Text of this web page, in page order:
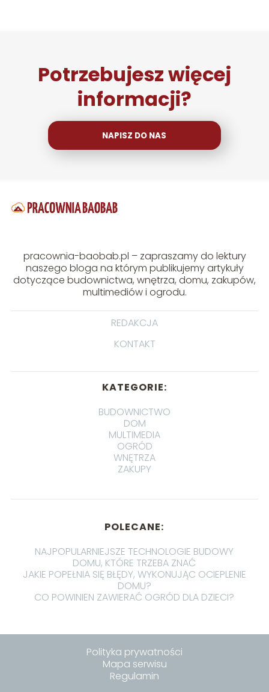
Potrzebujesz więcej
informacji?
NAPISZ DO NAS
pracownia-baobab.pl – zapraszamy do lektury
naszego bloga na którym publikujemy artykuły
dotyczące budownictwa, wnętrza, domu, zakupów,
multimediów i ogrodu.
REDAKCJA
KONTAKT
KATEGORIE:
BUDOWNICTWO
DOM
MULTIMEDIA
OGRÓD
WNĘTRZA
ZAKUPY
POLECANE:
NAJPOPULARNIEJSZE TECHNOLOGIE BUDOWY
DOMU, KTÓRE TRZEBA ZNAĆ
JAKIE POPEŁNIA SIĘ BŁĘDY, WYKONUJĄC OCIEPLENIE
DOMU?
CO POWINIEN ZAWIERAĆ OGRÓD DLA DZIECI?
Polityka prywatności
Mapa serwisu
Regulamin